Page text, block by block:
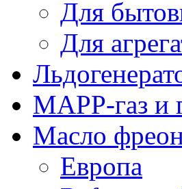
Для
Для
МАРР-газ и
Масло
Европа